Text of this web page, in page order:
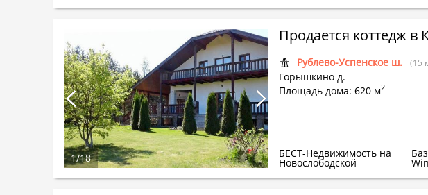
Рублево-Успенское ш. (15
Горышкино д.
Площадь дома: 620 м2
БЕСТ-Недвижимость на
Новослободской
1/18